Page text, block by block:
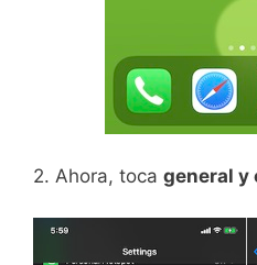
2. Ahora, toca general y